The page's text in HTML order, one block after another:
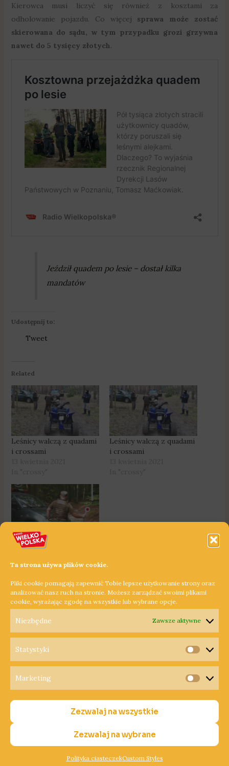
Ta strona używa plików cookie.
Pliki cookie pomagają zapewnić Tobie lepsze użytkowanie strony oraz
analizować nasz ruch na stronie. Możesz zarządzać swoimi plikami
cookie, wyrażając zgodę na wszystkie lub wybrane opcje.
Niezbędne Zawsze aktywne
Statystyki
Marketing
Zezwalaj na wszystkie
Zezwalaj na wybrane
Polityka ciasteczekCustom Styles
Kierowca musi liczyć się również z kosztami za
odholowanie pojazdu. Co więcej sprawa może zostać
skierowana do sądu, w tym przypadku grozi grzywna
nawet do 5 tysięcy złotych.
Jeździł quadem po lesie – dostał kilka
mandatów
Udostępnij to:
Tweet
Related
Leśnicy walczą z quadami
i crossami
Leśnicy walczą z quadami
i crossami
Leśnicy prowadzą akcję
„Jesień 2021”
In "bezpieczeństwo"
Poprzedni Wpis Następny Wpis
Polityka Cookies